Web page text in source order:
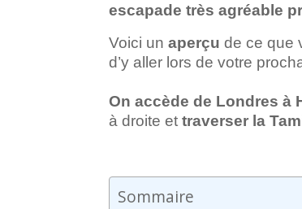
escapade très agréable
Voici unaperçu de ce que
d’y aller lors de votre
On accède de Londres à
à droite ettraverser la
Sommaire